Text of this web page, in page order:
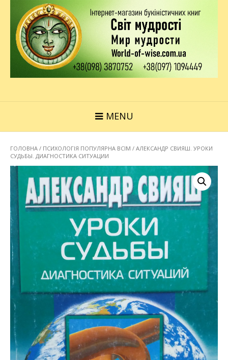
MENU
ГОЛОВНА / ПСИХОЛОГІЯ ПОПУЛЯРНА ВСІМ / АЛЕКСАНДР СВИЯШ. УРОКИ
СУДЬБЫ. ДИАГНОСТИКА СИТУАЦИИ